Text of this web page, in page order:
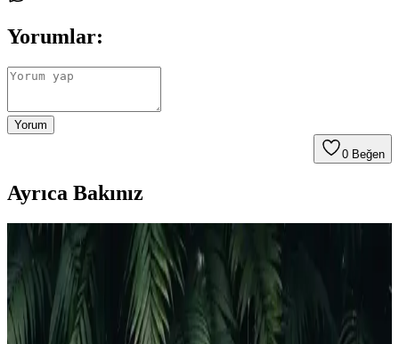
Yorumlar:
Yorum
0 Beğen
Ayrıca Bakınız
Ecotank 103 Uyumlu Mürekkep Takımı: Ekonomik
ve Çevre Dostu Baskı Çözümü
Ecotank 103 uyumlu mürekkep takımı, uygun fiyatlı, çevre dostu ve
yüksek hacimli baskı kapasitesiyle Epson EcoTank yazıcılar için
ideal bir çözüm sunar.